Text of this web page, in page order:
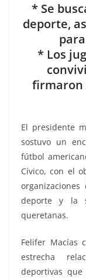
* Se
deporte,
* Los
firmaron
El presidente
sostuvo un
fútbol
Cívico, con el
deporte y la
queretanas.
Felifer Macías
estrecha
deportivas